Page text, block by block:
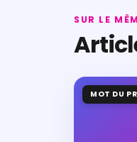
SUR LE
MOT DU